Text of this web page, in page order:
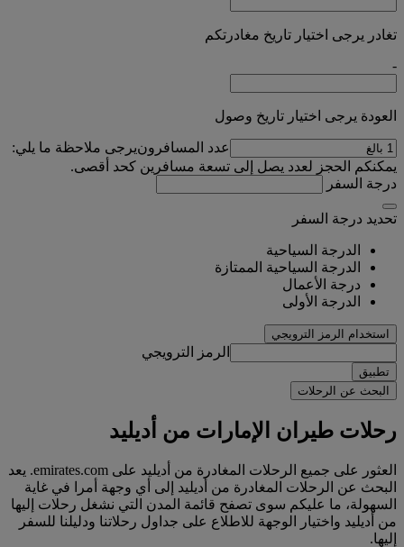
تغادر يرجى اختيار تاريخ مغادرتكم
-
العودة يرجى اختيار تاريخ وصول
عدد المسافرونيرجى ملاحظة ما يلي:
يمكنكم الحجز لعدد يصل إلى تسعة مسافرين كحد أقصى.
درجة السفر
تحديد درجة السفر
الدرجة السياحية
الدرجة السياحية الممتازة
درجة الأعمال
الدرجة الأولى
استخدام الرمز الترويجي
الرمز الترويجي
تطبيق
البحث عن الرحلات
رحلات طيران الإمارات من أديليد
العثور على جميع الرحلات المغادرة من أديليد على emirates.com. يعد
البحث عن الرحلات المغادرة من أديليد إلى أي وجهة أمرا في غاية
السهولة، ما عليكم سوى تصفح قائمة المدن التي نشغل رحلات إليها
من أديليد واختيار الوجهة للاطلاع على جداول رحلاتنا ودليلنا للسفر
إليها.